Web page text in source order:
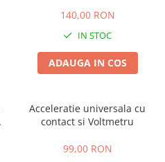
140,00 RON
IN STOC
ADAUGA IN COS
Acceleratie universala cu
contact si Voltmetru
99,00 RON